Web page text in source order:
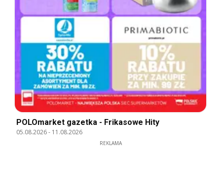
POLOmarket gazetka - Frikasowe Hity
05.08.2026- 11.08.2026
REKLAMA